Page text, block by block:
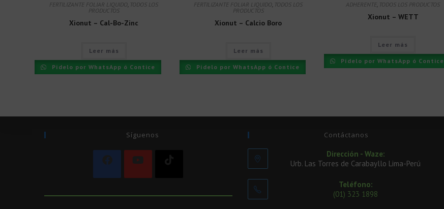
FERTILIZANTE FOLIAR LIQUIDO, TODOS LOS
PRODUCTOS
Xionut – Cal-Bo-Zinc
Leer más
Pídelo por WhatsApp ó Contice
FERTILIZANTE FOLIAR LIQUIDO, TODOS LOS
PRODUCTOS
Xionut – Calcio Boro
Leer más
Pídelo por WhatsApp ó Contice
ADHERENTE, TODOS LOS PRODUCTOS
Xionut – WETT
Leer más
Pídelo por WhatsApp ó Contice
Síguenos Contáctanos
Dirección - Waze:
Urb. Las Torres de Carabayllo Lima-Perú
Teléfono:
(01) 323 1898